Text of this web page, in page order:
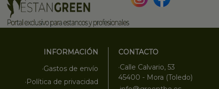
INFORMACIÓN
·Gastos de envío
·Política de privacidad
CONTACTO
·Calle Calvario, 53
45400 - Mora (Toledo)